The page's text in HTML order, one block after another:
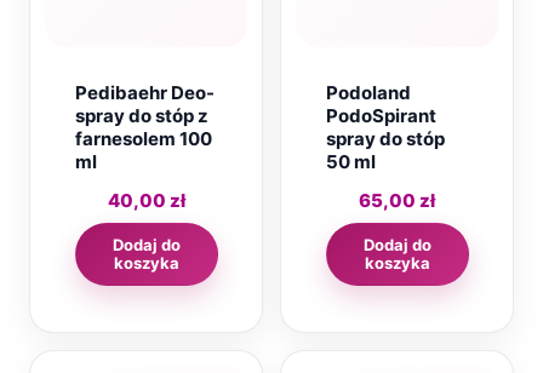
Pedibaehr Deo-
spray do stóp z
farnesolem 100
ml
40,00 zł
Dodaj do
koszyka
Podoland
PodoSpirant
spray do stóp
50 ml
65,00 zł
Dodaj do
koszyka